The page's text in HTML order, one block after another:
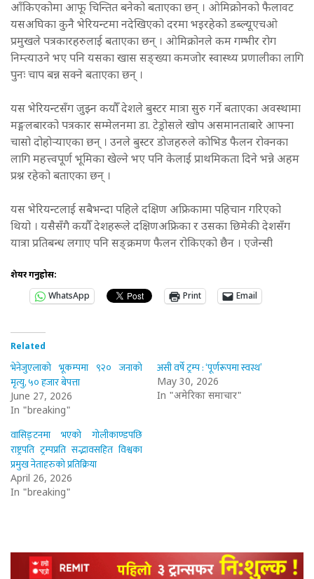
आँकिएकोमा आफू चिन्तित बनेको बताएका छन् । ओमिक्रोनको फैलावट
यसअघिका कुनै भेरियन्टमा नदेखिएको दरमा भइरहेको डब्ल्यूएचओ
प्रमुखले पत्रकारहरुलाई बताएका छन् । ओमिक्रोनले कम गम्भीर रोग
निम्त्याउने भए पनि यसका खास सङ्ख्या कमजोर स्वास्थ्य प्रणालीका लागि
पुनः चाप बन्न सक्ने बताएका छन् ।
यस भेरियन्टसँग जुझ्न कयौँ देशले बुस्टर मात्रा सुरु गर्ने बताएका अवस्थामा
मङ्गलबारको पत्रकार सम्मेलनमा डा. टेड्रोसले खोप असमानताबारे आफ्ना
चासो दोहोर्‍याएका छन् । उनले बुस्टर डोजहरुले कोभिड फैलन रोक्नका
लागि महत्त्वपूर्ण भूमिका खेल्ने भए पनि केलाई प्राथमिकता दिने भन्ने अहम
प्रश्न रहेको बताएका छन् ।
यस भेरियन्टलाई सबैभन्दा पहिले दक्षिण अफ्रिकामा पहिचान गरिएको
थियो । यसैसँगै कयौँ देशहरूले दक्षिणअफ्रिका र उसका छिमेकी देशसँग
यात्रा प्रतिबन्ध लगाए पनि सङ्क्रमण फैलन रोकिएको छैन । एजेन्सी
शेयर गर्नुहोस:
WhatsApp
Print Email
Related
भेनेजुएलाको भूकम्पमा ९२० जनाको
मृत्यु, ५० हजार बेपत्ता
June 27, 2026
In "breaking"
असी वर्षे ट्रम्प : ‘पूर्णरूपमा स्वस्थ’
May 30, 2026
In "अमेरिका समाचार"
वासिङ्टनमा भएको गोलीकाण्डपछि
राष्ट्रपति ट्रम्पप्रति सद्भावसहित विश्वका
प्रमुख नेताहरुको प्रतिक्रिया
April 26, 2026
In "breaking"